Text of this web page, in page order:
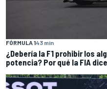
FÓRMULA 143 min
¿Debería la F1 prohibir los
potencia? Por qué la FIA